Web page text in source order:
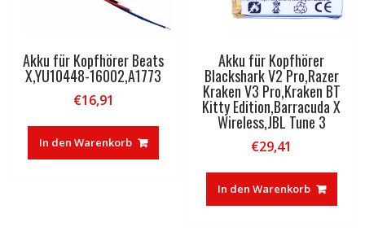
Akku für Kopfhörer Beats
X,YU10448-16002,A1773
€16,91
In den Warenkorb
Akku für Kopfhörer
Blackshark V2 Pro,Razer
Kraken V3 Pro,Kraken BT
Kitty Edition,Barracuda X
Wireless,JBL Tune 3
€29,41
In den Warenkorb